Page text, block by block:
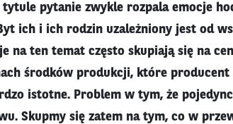
tytule pytanie zwykle rozpala emocje
ich i ich rodzin uzależniony jest od
na ten temat często skupiają się na
środków produkcji, które producent
istotne. Problem w tym, że
Skupmy się zatem na tym, co w